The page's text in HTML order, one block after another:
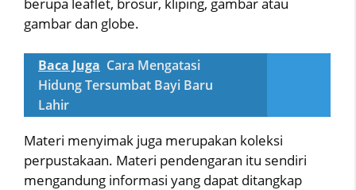
gambar dan globe.
Baca Juga Cara Mengatasi
Hidung Tersumbat Bayi Baru
Lahir
Materi menyimak juga merupakan koleksi
perpustakaan. Materi pendengaran itu sendiri
mengandung informasi yang dapat ditangkap